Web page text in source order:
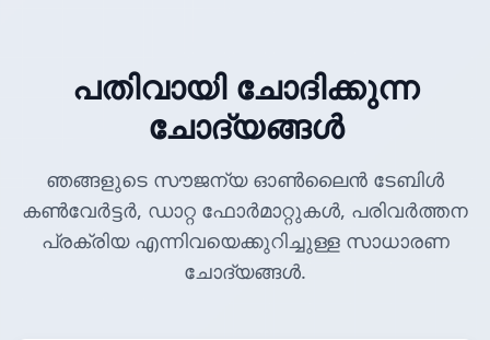
പതിവായി ചോദിക്കുന്ന
ചോദ്യങ്ങൾ
ഞങ്ങളുടെ സൗജന്യ ഓൺലൈൻ ടേബിൾ
കൺവേർട്ടർ, ഡാറ്റ ഫോർമാറ്റുകൾ, പരിവർത്തന
പ്രക്രിയ എന്നിവയെക്കുറിച്ചുള്ള സാധാരണ
ചോദ്യങ്ങൾ.